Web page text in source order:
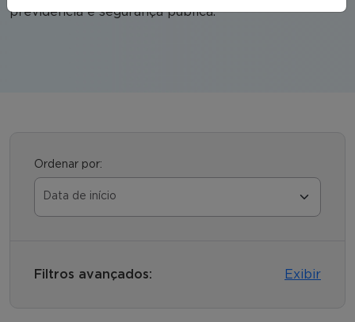
previdência e segurança pública.
Ordenar por:
Filtros avançados: Exibir